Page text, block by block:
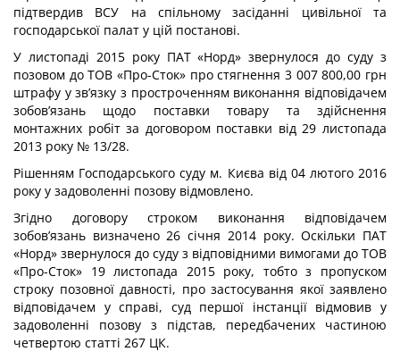
підтвердив ВСУ на спільному засіданні цивільної та
господарської палат у цій постанові.
У листопаді 2015 року ПАТ «Норд» звернулося до суду з
позовом до ТОВ «Про-Сток» про стягнення 3 007 800,00 грн
штрафу у зв’язку з простроченням виконання відповідачем
зобов’язань щодо поставки товару та здійснення
монтажних робіт за договором поставки від 29 листопада
2013 року № 13/28.
Рішенням Господарського суду м. Києва від 04 лютого 2016
року у задоволенні позову відмовлено.
Згідно договору строком виконання відповідачем
зобов’язань визначено 26 січня 2014 року. Оскільки ПАТ
«Норд» звернулося до суду з відповідними вимогами до ТОВ
«Про-Сток» 19 листопада 2015 року, тобто з пропуском
строку позовної давності, про застосування якої заявлено
відповідачем у справі, суд першої інстанції відмовив у
задоволенні позову з підстав, передбачених частиною
четвертою статті 267 ЦК.